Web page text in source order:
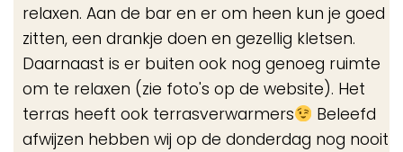
relaxen. Aan de bar en er om heen kun je goed
zitten, een drankje doen en gezellig kletsen.
Daarnaast is er buiten ook nog genoeg ruimte
om te relaxen (zie foto's op de website). Het
terras heeft ook terrasverwarmers
Beleefd
afwijzen hebben wij op de donderdag nog nooit